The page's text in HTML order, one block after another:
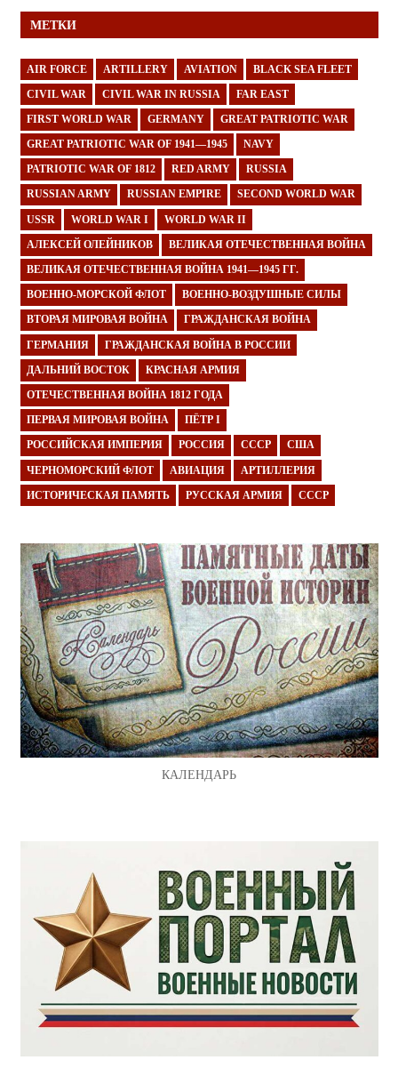
МЕТКИ
AIR FORCE ARTILLERY AVIATION BLACK SEA FLEET
CIVIL WAR CIVIL WAR IN RUSSIA FAR EAST
FIRST WORLD WAR GERMANY GREAT PATRIOTIC WAR
GREAT PATRIOTIC WAR OF 1941—1945 NAVY
PATRIOTIC WAR OF 1812 RED ARMY RUSSIA
RUSSIAN ARMY RUSSIAN EMPIRE SECOND WORLD WAR
USSR WORLD WAR I WORLD WAR II
АЛЕКСЕЙ ОЛЕЙНИКОВ ВЕЛИКАЯ ОТЕЧЕСТВЕННАЯ ВОЙНА
ВЕЛИКАЯ ОТЕЧЕСТВЕННАЯ ВОЙНА 1941—1945 ГГ.
ВОЕННО-МОРСКОЙ ФЛОТ ВОЕННО-ВОЗДУШНЫЕ СИЛЫ
ВТОРАЯ МИРОВАЯ ВОЙНА ГРАЖДАНСКАЯ ВОЙНА
ГЕРМАНИЯ ГРАЖДАНСКАЯ ВОЙНА В РОССИИ
ДАЛЬНИЙ ВОСТОК КРАСНАЯ АРМИЯ
ОТЕЧЕСТВЕННАЯ ВОЙНА 1812 ГОДА
ПЕРВАЯ МИРОВАЯ ВОЙНА ПЁТР I
РОССИЙСКАЯ ИМПЕРИЯ РОССИЯ СССР США
ЧЕРНОМОРСКИЙ ФЛОТ АВИАЦИЯ АРТИЛЛЕРИЯ
ИСТОРИЧЕСКАЯ ПАМЯТЬ РУССКАЯ АРМИЯ СССР
КАЛЕНДАРЬ